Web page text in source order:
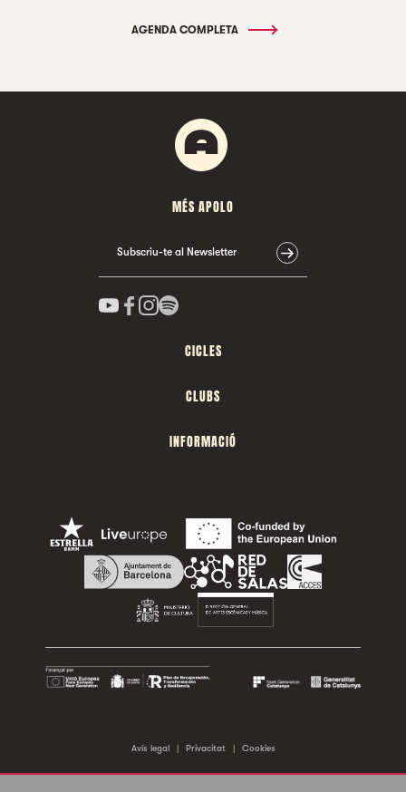
AGENDA COMPLETA
MÉS APOLO
Subscriu-te al Newsletter
CICLES
CLUBS
INFORMACIÓ
Avís legal | Privacitat | Cookies
©2026 Sala Apolo. Tots els drets reservats.